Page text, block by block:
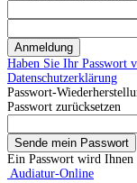
Haben Sie Ihr Passwort
Datenschutzerklärung
Passwort-
Passwort zurücksetzen
Ein Passwort wird
Audiatur-Online